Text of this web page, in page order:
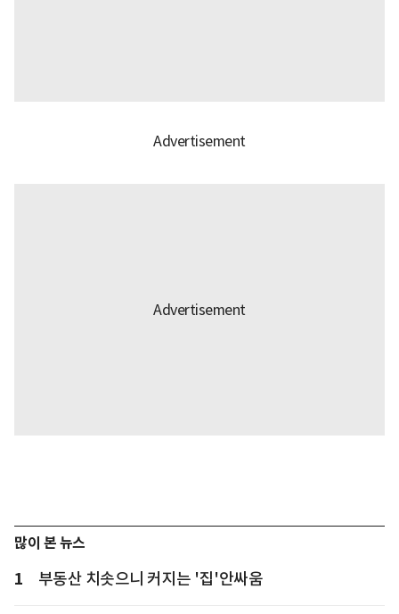
많이 본 뉴스
1 부동산 치솟으니 커지는 '집'안싸움